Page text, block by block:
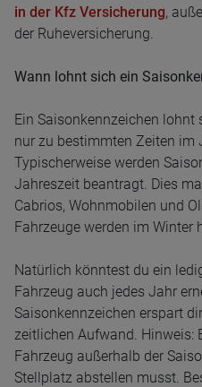
in der Kfz Versicherung,
der Ruheversicherung.
Wann lohnt sich ein
Ein Saisonkennzeichen lohnt
nur zu bestimmten Zeiten im
Typischerweise werden
Jahreszeit beantragt. Dies
Cabrios, Wohnmobilen und
Fahrzeuge werden im Winter
Natürlich könntest du ein
Fahrzeug auch jedes Jahr
Saisonkennzeichen erspart
zeitlichen Aufwand. Hinweis:
Fahrzeug außerhalb der
Stellplatz abstellen musst.